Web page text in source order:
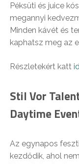
Péksüti és juice
megannyi
Minden kávét és
kaphatsz meg az
Részletekért katt
Stil Vor
Daytime
Az egynapos
kezdődik, ahol